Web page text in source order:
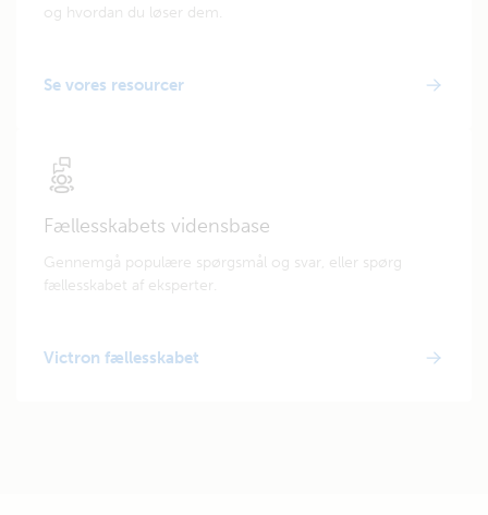
og hvordan du løser dem.
Se vores resourcer
Fællesskabets vidensbase
Gennemgå populære spørgsmål og svar, eller spørg
fællesskabet af eksperter.
Victron fællesskabet